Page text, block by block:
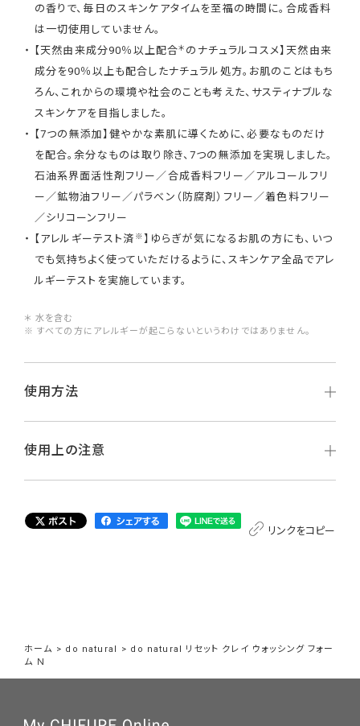
の香りで、毎日のスキンケアタイムを至福の時間に。合成香料
は一切使用していません。
【天然由来成分90％以上配合＊ のナチュラルコスメ】天然由来
成分を90％以上も配合したナチュラル処方。お肌のことはもち
ろん、これからの環境や社会のことも考えた、サスティナブルな
スキンケアを目指しました。
【7つの無添加】健やかな素肌に導くために、必要なものだけ
を配合。余分なものは取り除き、7つの無添加を実現しました。
石油系界面活性剤フリー／合成香料フリー／アルコールフリ
ー／鉱物油フリー／パラべン（防腐剤）フリー／着色料フリー
／シリコーンフリー
【アレルギーテスト済 ※ 】ゆらぎが気になるお肌の方にも、いつ
でも気持ちよく使っていただけるように、スキンケア全品でアレ
ルギーテストを実施しています。
＊ 水を含む
※ すべての方にアレルギーが起こらないというわけではありません。
使用方法
使用上の注意
リンクをコピー
ホーム > do natural > do natural リセット クレイ ウォッシング フォー
ム Ｎ